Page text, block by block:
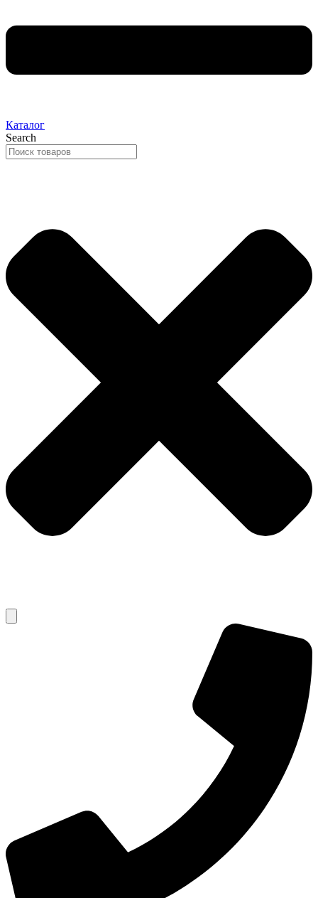
Каталог
Search